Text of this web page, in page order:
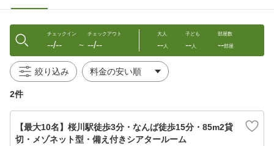
チェックイン
--/-- 〜
チェックアウト
--/--
大人
--人
子ども
--人
部屋数
--部屋
絞り込み
2件
【最大10名】桜川駅徒歩3分・なんば徒歩15分・85m2貸
切・メゾネット型・備え付きシアタールーム